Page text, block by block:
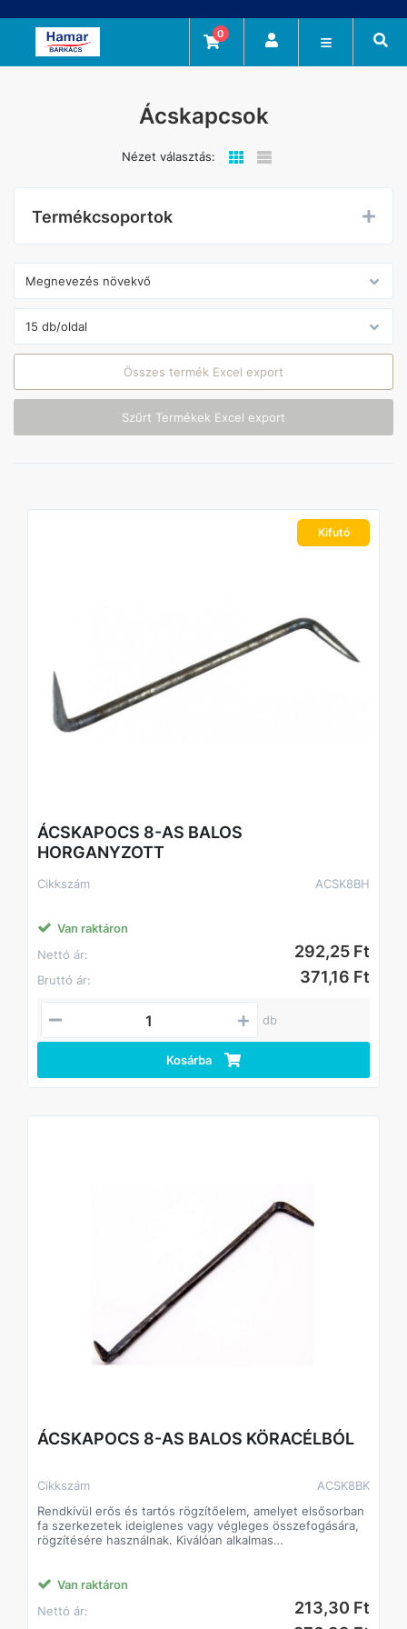
0
Ácskapcsok
Nézet választás:
Termékcsoportok
Összes termék Excel export
Szűrt Termékek Excel export
Kifutó
ÁCSKAPOCS 8-AS BALOS
HORGANYZOTT
Cikkszám ACSK8BH
Van raktáron
Nettó ár:
292,25 Ft
Bruttó ár: 371,16 Ft
db
Kosárba
ÁCSKAPOCS 8-AS BALOS KÖRACÉLBÓL
Cikkszám
ACSK8BK
Rendkívül erős és tartós rögzítőelem, amelyet elsősorban
fa szerkezetek ideiglenes vagy végleges összefogására,
rögzítésére használnak. Kiválóan alkalmas
A köracél alapanyag nagy szilárdságot biztosít, így a
kapocs nem deformálódik terhelés alatt, és hosszú
élettartamot garantál még kültéri körülmények között is.
Van raktáron
Nettó ár:
213,30 Ft